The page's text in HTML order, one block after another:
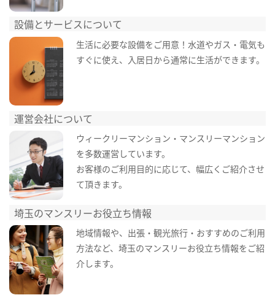
設備とサービスについて
生活に必要な設備をご用意！水道やガス・電気も
すぐに使え、入居日から通常に生活ができます。
運営会社について
ウィークリーマンション・マンスリーマンション
を多数運営しています。
お客様のご利用目的に応じて、幅広くご紹介させ
て頂きます。
埼玉のマンスリーお役立ち情報
地域情報や、出張・観光旅行・おすすめのご利用
方法など、埼玉のマンスリーお役立ち情報をご紹
介します。